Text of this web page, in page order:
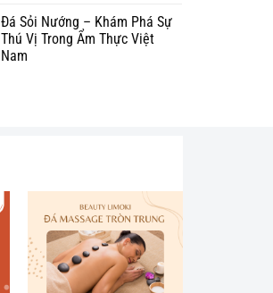
Đá Sỏi Nướng – Khám Phá Sự
Thú Vị Trong Ẩm Thực Việt
Nam